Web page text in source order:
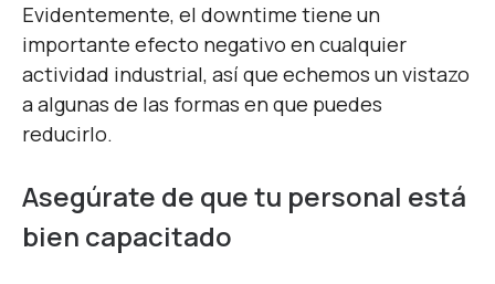
Evidentemente, el downtime tiene un
importante efecto negativo en cualquier
actividad industrial, así que echemos un vistazo
a algunas de las formas en que puedes
reducirlo.
Asegúrate de que tu personal está
bien capacitado